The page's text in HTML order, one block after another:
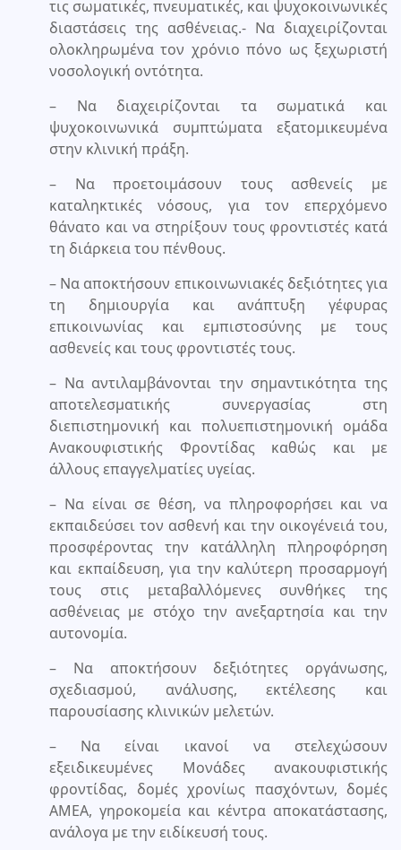
τις σωματικές, πνευματικές, και ψυχοκοινωνικές
διαστάσεις της ασθένειας.- Να διαχειρίζονται
ολοκληρωμένα τον χρόνιο πόνο ως ξεχωριστή
νοσολογική οντότητα.
– Να διαχειρίζονται τα σωματικά και
ψυχοκοινωνικά συμπτώματα εξατομικευμένα
στην κλινική πράξη.
– Να προετοιμάσουν τους ασθενείς με
καταληκτικές νόσους, για τον επερχόμενο
θάνατο και να στηρίξουν τους φροντιστές κατά
τη διάρκεια του πένθους.
– Να αποκτήσουν επικοινωνιακές δεξιότητες για
τη δημιουργία και ανάπτυξη γέφυρας
επικοινωνίας και εμπιστοσύνης με τους
ασθενείς και τους φροντιστές τους.
– Να αντιλαμβάνονται την σημαντικότητα της
αποτελεσματικής συνεργασίας στη
διεπιστημονική και πολυεπιστημονική ομάδα
Ανακουφιστικής Φροντίδας καθώς και με
άλλους επαγγελματίες υγείας.
– Να είναι σε θέση, να πληροφορήσει και να
εκπαιδεύσει τον ασθενή και την οικογένειά του,
προσφέροντας την κατάλληλη πληροφόρηση
και εκπαίδευση, για την καλύτερη προσαρμογή
τους στις μεταβαλλόμενες συνθήκες της
ασθένειας με στόχο την ανεξαρτησία και την
αυτονομία.
– Να αποκτήσουν δεξιότητες οργάνωσης,
σχεδιασμού, ανάλυσης, εκτέλεσης και
παρουσίασης κλινικών μελετών.
– Να είναι ικανοί να στελεχώσουν
εξειδικευμένες Μονάδες ανακουφιστικής
φροντίδας, δομές χρονίως πασχόντων, δομές
ΑΜΕΑ, γηροκομεία και κέντρα αποκατάστασης,
ανάλογα με την ειδίκευσή τους.